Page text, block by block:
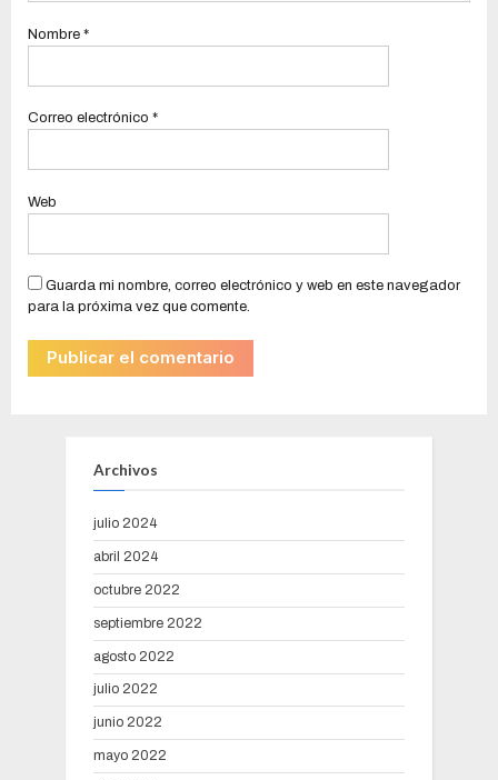
Nombre *
Correo electrónico *
Web
Guarda mi nombre, correo electrónico y web en este navegador
para la próxima vez que comente.
Archivos
julio 2024
abril 2024
octubre 2022
septiembre 2022
agosto 2022
julio 2022
junio 2022
mayo 2022